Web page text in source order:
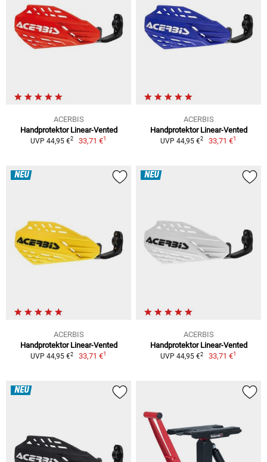
ACERBIS
Handprotektor Linear-Vented
UVP 44,95 €2 33,71 €1
ACERBIS
Handprotektor Linear-Vented
UVP 44,95 €2 33,71 €1
NEU
ACERBIS
Handprotektor Linear-Vented
UVP 44,95 €2 33,71 €1
NEU
ACERBIS
Handprotektor Linear-Vented
UVP 44,95 €2 33,71 €1
NEU